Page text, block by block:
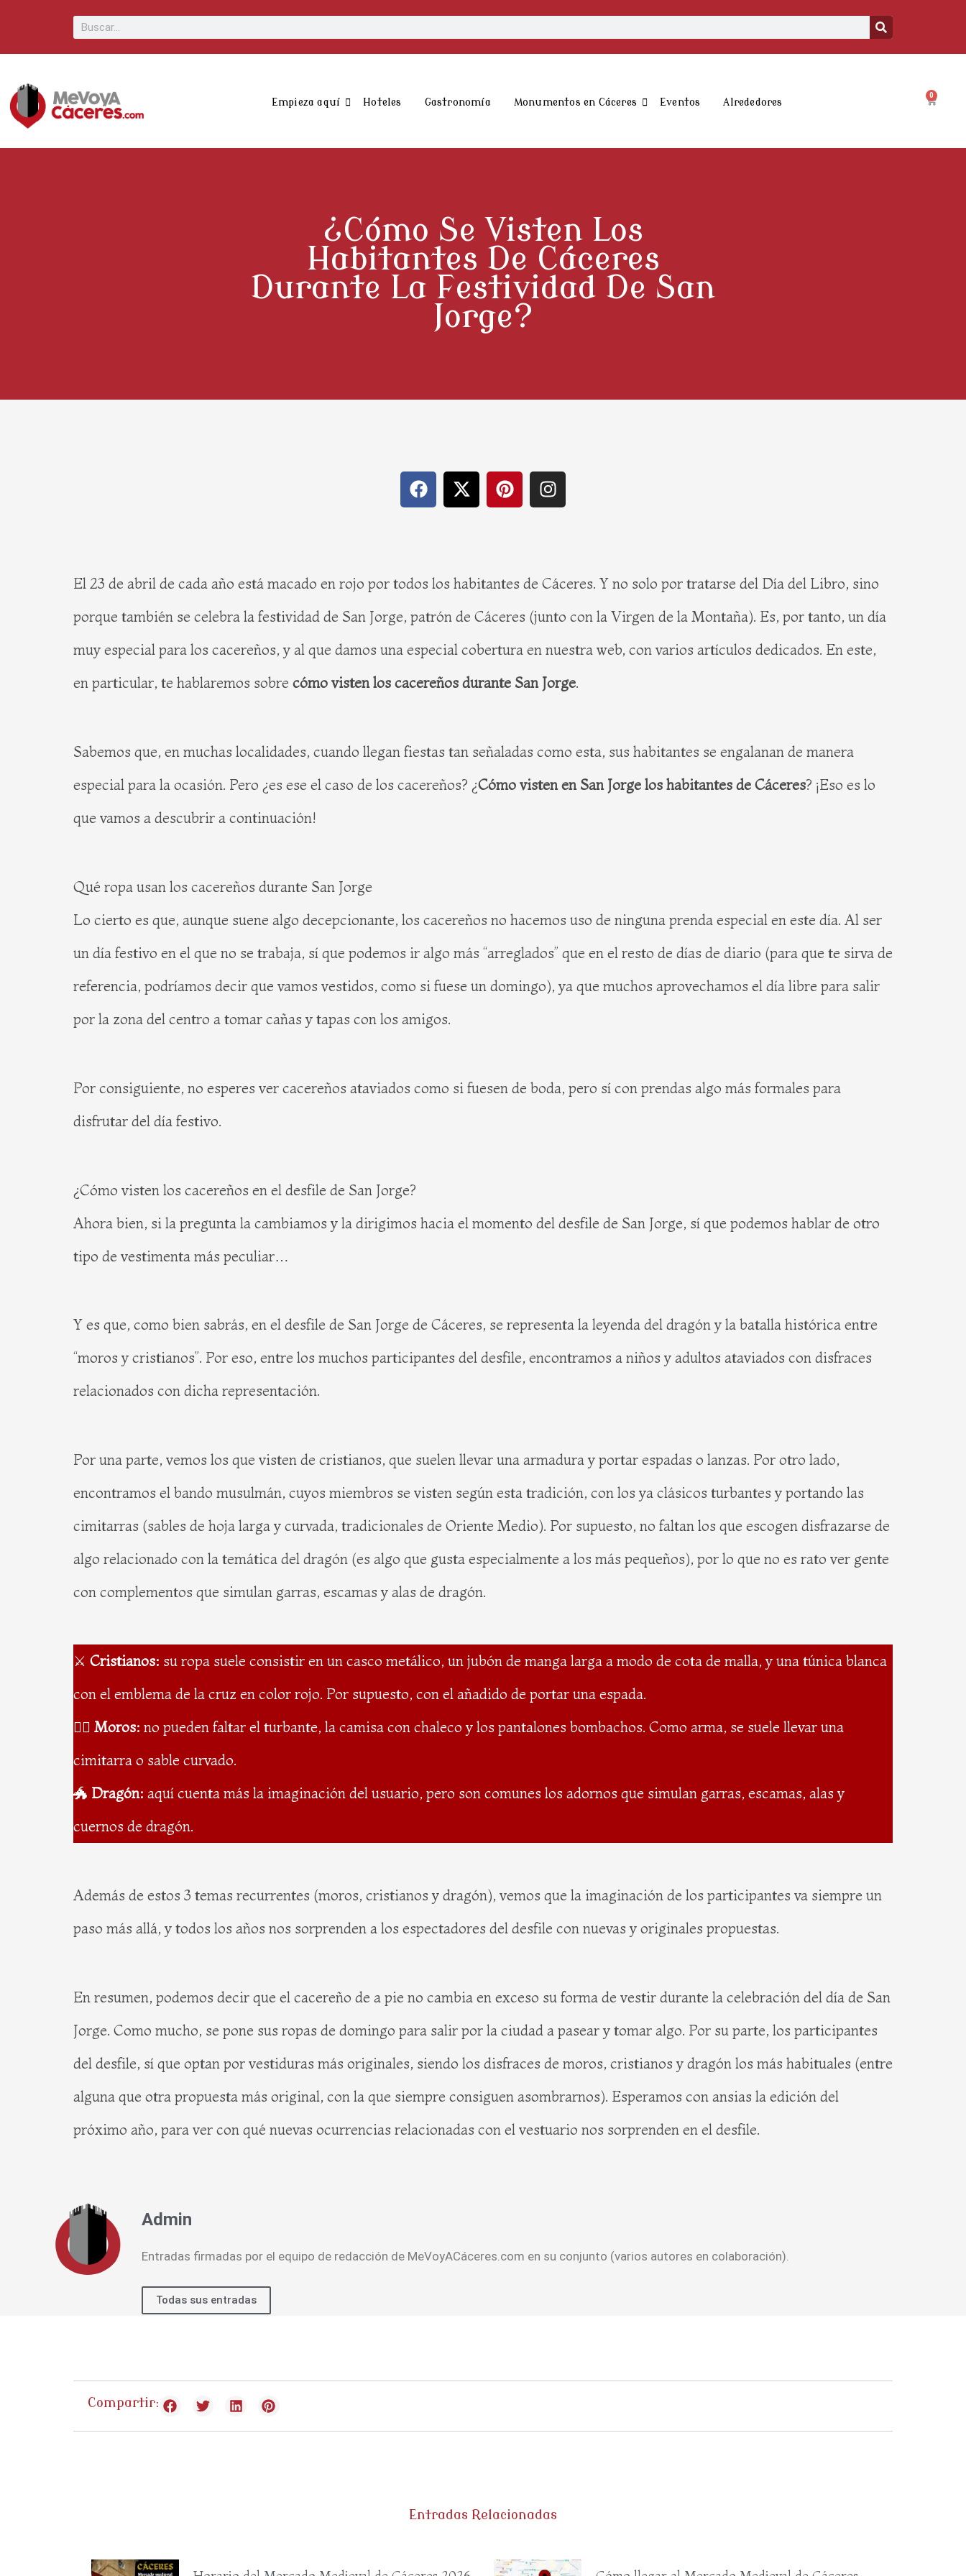
Buscar
Empieza aquí Hoteles Gastronomía Monumentos en Cáceres Eventos Alrededores
0
Carrito
¿Cómo Se Visten Los
Habitantes De Cáceres
Durante La Festividad De San
Jorge?
F
a
o
X
-
t
e
r
P
i
e
t
I
n
r
m
El 23 de abril de cada año está macado en rojo por todos los habitantes de Cáceres. Y no solo por tratarse del Día del Libro, sino
porque también se celebra la festividad de San Jorge, patrón de Cáceres (junto con la Virgen de la Montaña). Es, por tanto, un día
muy especial para los cacereños, y al que damos una especial cobertura en nuestra web, con varios artículos dedicados. En este,
en particular, te hablaremos sobre cómo visten los cacereños durante San Jorge.
Sabemos que, en muchas localidades, cuando llegan fiestas tan señaladas como esta, sus habitantes se engalanan de manera
especial para la ocasión. Pero ¿es ese el caso de los cacereños? ¿Cómo visten en San Jorge los habitantes de Cáceres? ¡Eso es lo
que vamos a descubrir a continuación!
Qué ropa usan los cacereños durante San Jorge
Lo cierto es que, aunque suene algo decepcionante, los cacereños no hacemos uso de ninguna prenda especial en este día. Al ser
un día festivo en el que no se trabaja, sí que podemos ir algo más “arreglados” que en el resto de días de diario (para que te sirva de
referencia, podríamos decir que vamos vestidos, como si fuese un domingo), ya que muchos aprovechamos el día libre para salir
por la zona del centro a tomar cañas y tapas con los amigos.
Por consiguiente, no esperes ver cacereños ataviados como si fuesen de boda, pero sí con prendas algo más formales para
disfrutar del día festivo.
¿Cómo visten los cacereños en el desfile de San Jorge?
Ahora bien, si la pregunta la cambiamos y la dirigimos hacia el momento del desfile de San Jorge, sí que podemos hablar de otro
tipo de vestimenta más peculiar…
Y es que, como bien sabrás, en el desfile de San Jorge de Cáceres, se representa la leyenda del dragón y la batalla histórica entre
“moros y cristianos”. Por eso, entre los muchos participantes del desfile, encontramos a niños y adultos ataviados con disfraces
relacionados con dicha representación.
Por una parte, vemos los que visten de cristianos, que suelen llevar una armadura y portar espadas o lanzas. Por otro lado,
encontramos el bando musulmán, cuyos miembros se visten según esta tradición, con los ya clásicos turbantes y portando las
cimitarras (sables de hoja larga y curvada, tradicionales de Oriente Medio). Por supuesto, no faltan los que escogen disfrazarse de
algo relacionado con la temática del dragón (es algo que gusta especialmente a los más pequeños), por lo que no es rato ver gente
con complementos que simulan garras, escamas y alas de dragón.
⚔️ Cristianos: su ropa suele consistir en un casco metálico, un jubón de manga larga a modo de cota de malla, y una túnica blanca
con el emblema de la cruz en color rojo. Por supuesto, con el añadido de portar una espada.
👳‍♂️ Moros: no pueden faltar el turbante, la camisa con chaleco y los pantalones bombachos. Como arma, se suele llevar una
cimitarra o sable curvado.
🐲 Dragón: aquí cuenta más la imaginación del usuario, pero son comunes los adornos que simulan garras, escamas, alas y
cuernos de dragón.
Además de estos 3 temas recurrentes (moros, cristianos y dragón), vemos que la imaginación de los participantes va siempre un
paso más allá, y todos los años nos sorprenden a los espectadores del desfile con nuevas y originales propuestas.
En resumen, podemos decir que el cacereño de a pie no cambia en exceso su forma de vestir durante la celebración del día de San
Jorge. Como mucho, se pone sus ropas de domingo para salir por la ciudad a pasear y tomar algo. Por su parte, los participantes
del desfile, sí que optan por vestiduras más originales, siendo los disfraces de moros, cristianos y dragón los más habituales (entre
alguna que otra propuesta más original, con la que siempre consiguen asombrarnos). Esperamos con ansias la edición del
próximo año, para ver con qué nuevas ocurrencias relacionadas con el vestuario nos sorprenden en el desfile.
Admin
Entradas firmadas por el equipo de redacción de MeVoyACáceres.com en su conjunto (varios autores en colaboración).
Todas sus entradas
Compartir:
Entradas Relacionadas
Scroll